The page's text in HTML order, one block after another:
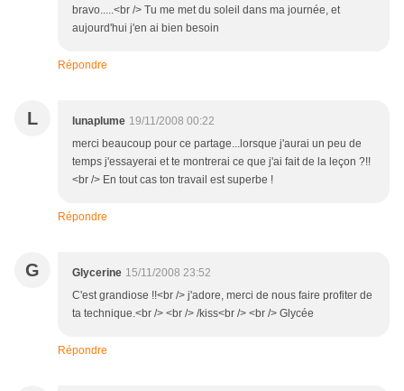
bravo.....<br /> Tu me met du soleil dans ma journée, et
aujourd'hui j'en ai bien besoin
Répondre
L lunaplume 19/11/2008 00:22
merci beaucoup pour ce partage...lorsque j'aurai un peu de
temps j'essayerai et te montrerai ce que j'ai fait de la leçon ?!!
<br /> En tout cas ton travail est superbe !
Répondre
G Glycerine 15/11/2008 23:52
C'est grandiose !!<br /> j'adore, merci de nous faire profiter de
ta technique.<br /> <br /> /kiss<br /> <br /> Glycée
Répondre